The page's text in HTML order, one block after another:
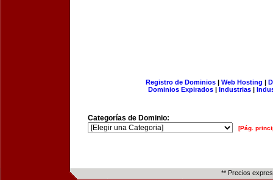
Registro de Dominios| Web Hosting |
Dominios Expirados | Industrias |
Categorías de Dominio:
[Pág.
** Precios